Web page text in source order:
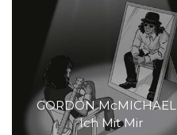
GORDON
Ich Mit Mir